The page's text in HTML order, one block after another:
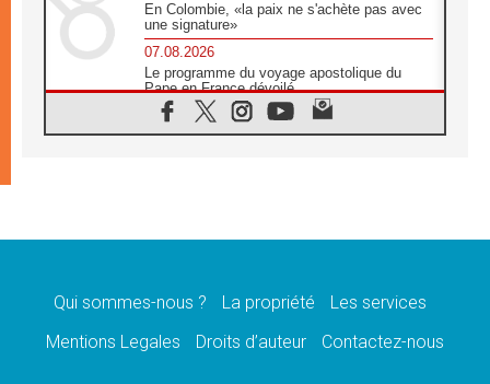
En Colombie, «la paix ne s'achète pas avec
une signature»
07.08.2026
Le programme du voyage apostolique du
Pape en France dévoilé
07.08.2026
1ère Conférence continentale sur l'éducation
07.08.2026
07.08.2026
lancement des «dix jours de prière pour la
Qui sommes-nous ? La propriété
Les services
Mentions Legales
Droits d’auteur Contactez-nous